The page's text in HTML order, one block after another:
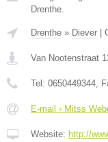
Drenthe.
Drenthe » Diever
Van Nootenstraat
Tel: 0650449344,
E-mail › Mitss
Website: http://